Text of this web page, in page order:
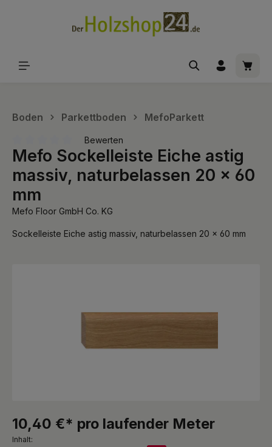
Boden Parkettboden MefoParkett
Durchschnittliche Bewertung von 0 von 5 Sternen
Bewerten
Mefo Sockelleiste Eiche astig
massiv, naturbelassen 20 x 60
mm
Mefo Floor GmbH Co. KG
Sockelleiste Eiche astig massiv, naturbelassen 20 x 60 mm
10,40 €* pro laufender Meter
Inhalt: